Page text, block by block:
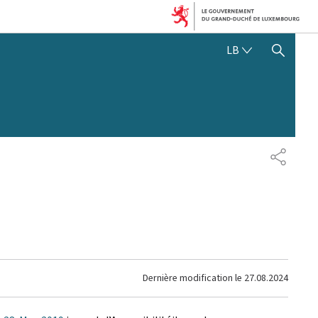
LB SHOW HIDE SEARCH
Dernière modification le 27.08.2024